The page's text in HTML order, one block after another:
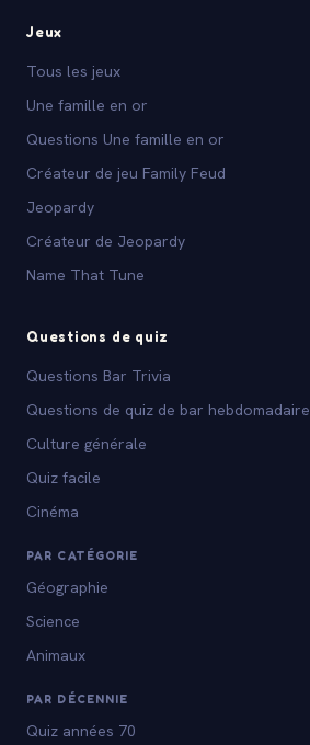
Jeux
Tous les jeux
Une famille en or
Questions Une famille en or
Créateur de jeu Family Feud
Jeopardy
Créateur de Jeopardy
Name That Tune
Questions de quiz
Questions Bar Trivia
Questions de quiz de bar hebdomadaire
Culture générale
Quiz facile
Cinéma
PAR CATÉGORIE
Géographie
Science
Animaux
PAR DÉCENNIE
Quiz années 70